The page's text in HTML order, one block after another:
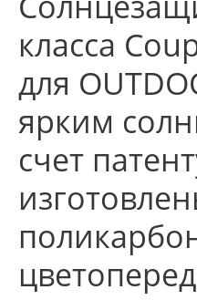
класса
для
ярким
счет